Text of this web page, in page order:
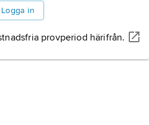
Logga in
provperiod härifrån.